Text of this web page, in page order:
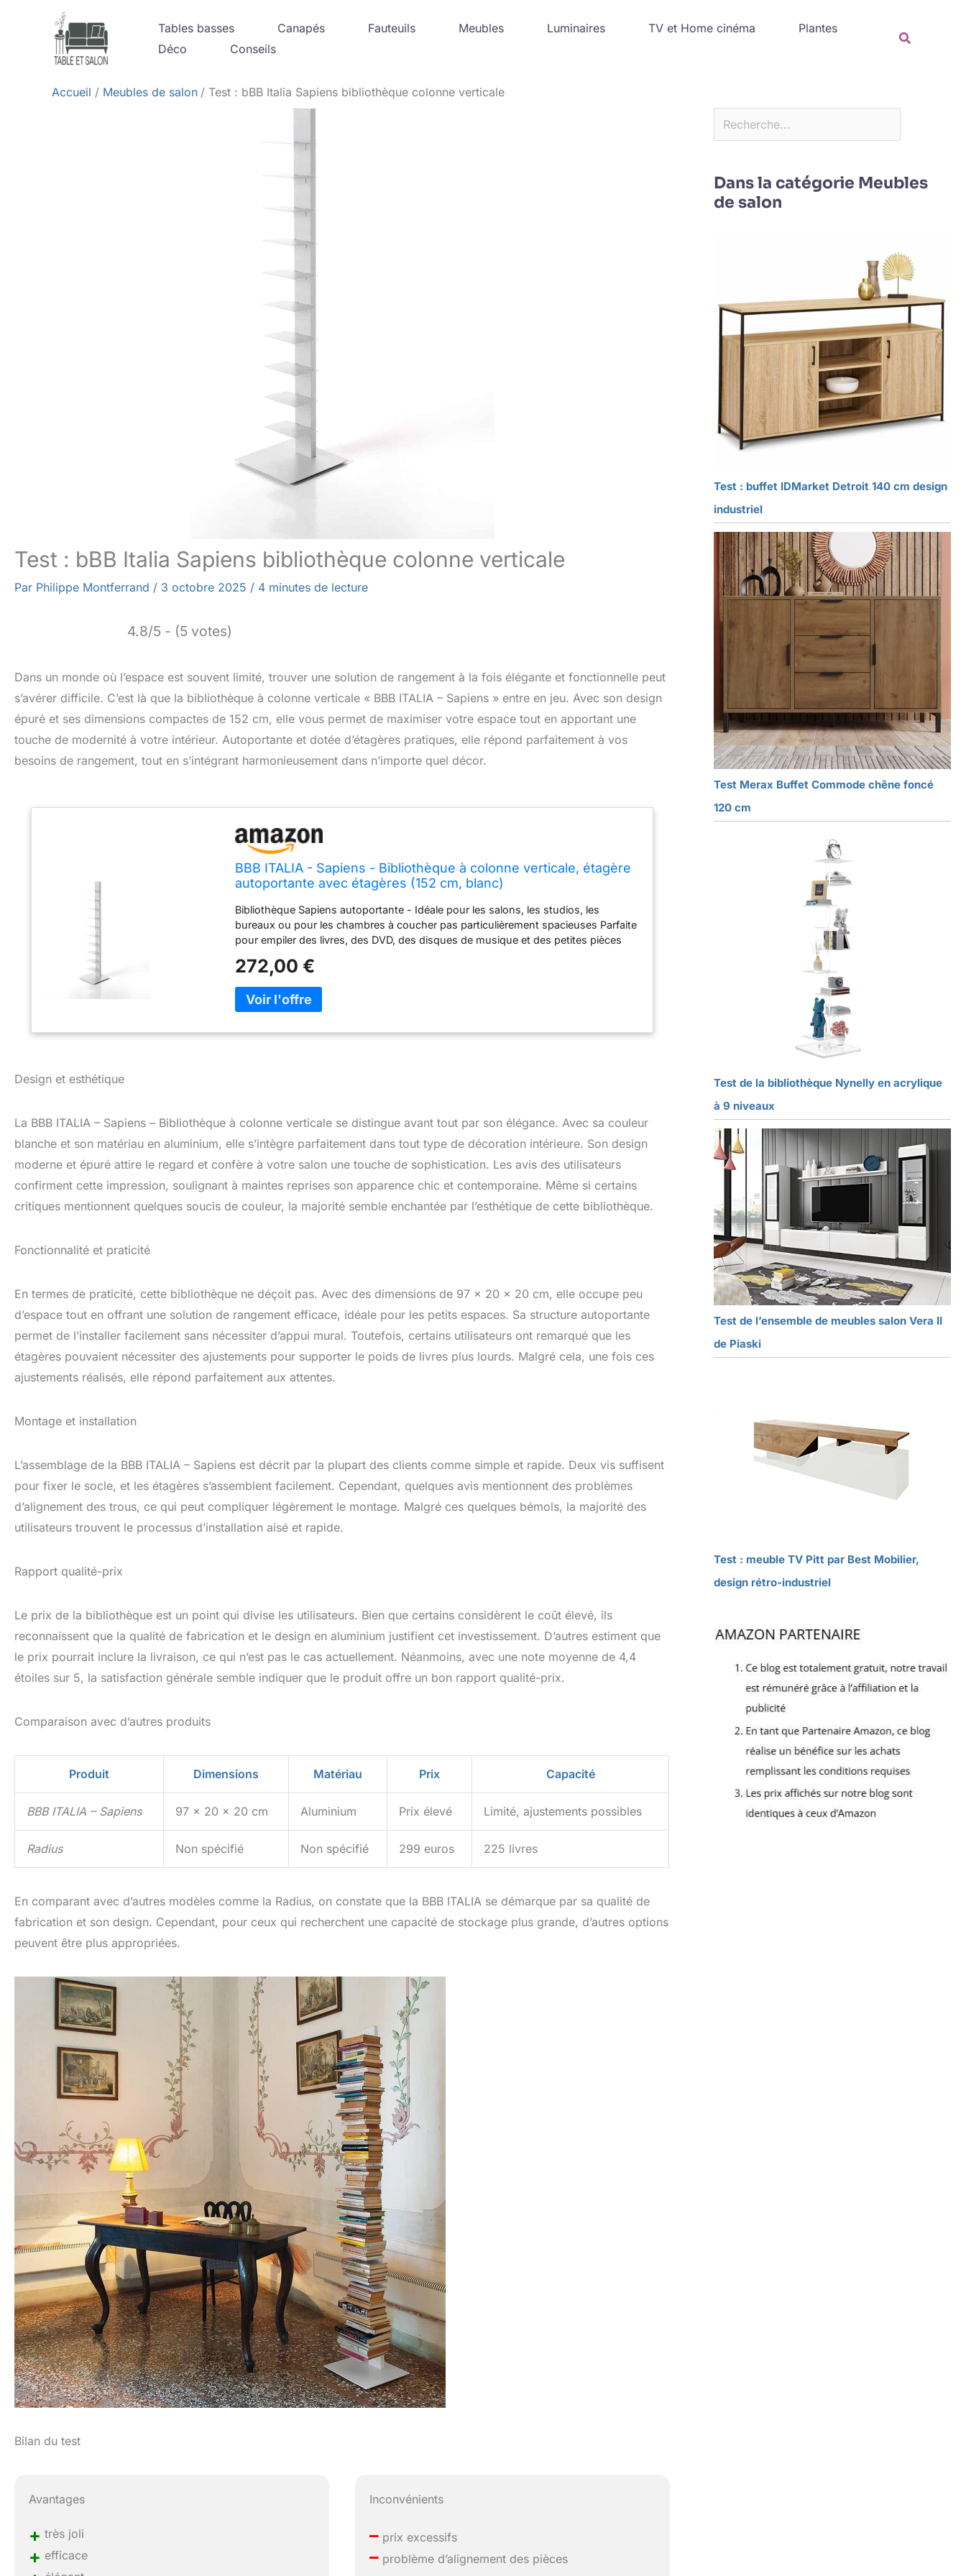
Tables basses Canapés Fauteuils Meubles Luminaires TV et Home cinéma
Plantes
Déco
Conseils
Accueil Meubles de salon Test : bBB Italia Sapiens bibliothèque colonne verticale
Test : bBB Italia Sapiens bibliothèque colonne verticale
Par Philippe Montferrand / 3 octobre 2025 / 4 minutes de lecture
4.8/5 - (5 votes)
Dans un monde où l’espace est souvent limité, trouver une solution de rangement à la fois élégante et fonctionnelle peut
s’avérer difficile. C’est là que la bibliothèque à colonne verticale « BBB ITALIA – Sapiens » entre en jeu. Avec son design
épuré et ses dimensions compactes de 152 cm, elle vous permet de maximiser votre espace tout en apportant une
touche de modernité à votre intérieur. Autoportante et dotée d’étagères pratiques, elle répond parfaitement à vos
besoins de rangement, tout en s’intégrant harmonieusement dans n’importe quel décor.
BBB ITALIA - Sapiens - Bibliothèque à colonne verticale, étagère
autoportante avec étagères (152 cm, blanc)
Bibliothèque Sapiens autoportante - Idéale pour les salons, les studios, les
bureaux ou pour les chambres à coucher pas particulièrement spacieuses Parfaite
pour empiler des livres, des DVD, des disques de musique et des petites pièces
bibliothèque disparaît en restituant un design minimaliste et élégant H 97 cm - 6
étagères - environ 35 livres | H 152 cm - 10 étagères - environ 50 livres | H 202
cm - 14 étagères - environ 70 livres
272,00 €
Design et esthétique
La BBB ITALIA – Sapiens – Bibliothèque à colonne verticale se distingue avant tout par son élégance. Avec sa couleur
blanche et son matériau en aluminium, elle s’intègre parfaitement dans tout type de décoration intérieure. Son design
moderne et épuré attire le regard et confère à votre salon une touche de sophistication. Les avis des utilisateurs
confirment cette impression, soulignant à maintes reprises son apparence chic et contemporaine. Même si certains
critiques mentionnent quelques soucis de couleur, la majorité semble enchantée par l’esthétique de cette bibliothèque.
Fonctionnalité et praticité
En termes de praticité, cette bibliothèque ne déçoit pas. Avec des dimensions de 97 x 20 x 20 cm, elle occupe peu
d’espace tout en offrant une solution de rangement efficace, idéale pour les petits espaces. Sa structure autoportante
permet de l’installer facilement sans nécessiter d’appui mural. Toutefois, certains utilisateurs ont remarqué que les
étagères pouvaient nécessiter des ajustements pour supporter le poids de livres plus lourds. Malgré cela, une fois ces
ajustements réalisés, elle répond parfaitement aux attentes.
Montage et installation
L’assemblage de la BBB ITALIA – Sapiens est décrit par la plupart des clients comme simple et rapide. Deux vis suffisent
pour fixer le socle, et les étagères s’assemblent facilement. Cependant, quelques avis mentionnent des problèmes
d’alignement des trous, ce qui peut compliquer légèrement le montage. Malgré ces quelques bémols, la majorité des
utilisateurs trouvent le processus d’installation aisé et rapide.
Rapport qualité-prix
Le prix de la bibliothèque est un point qui divise les utilisateurs. Bien que certains considèrent le coût élevé, ils
reconnaissent que la qualité de fabrication et le design en aluminium justifient cet investissement. D’autres estiment que
le prix pourrait inclure la livraison, ce qui n’est pas le cas actuellement. Néanmoins, avec une note moyenne de 4,4
étoiles sur 5, la satisfaction générale semble indiquer que le produit offre un bon rapport qualité-prix.
Comparaison avec d’autres produits
Produit Dimensions Matériau Prix Capacité
BBB ITALIA – Sapiens 97 x 20 x 20 cm Aluminium Prix élevé Limité, ajustements possibles
Radius Non spécifié Non spécifié 299 euros 225 livres
En comparant avec d’autres modèles comme la Radius, on constate que la BBB ITALIA se démarque par sa qualité de
fabrication et son design. Cependant, pour ceux qui recherchent une capacité de stockage plus grande, d’autres options
peuvent être plus appropriées.
Bilan du test
Avantages
+ très joli
+ efficace
Inconvénients
– prix excessifs
– problème d’alignement des pièces
Dans la catégorie Meubles
de salon
Test : buffet IDMarket Detroit 140 cm design
industriel
Test Merax Buffet Commode chêne foncé
120 cm
Test de la bibliothèque Nynelly en acrylique
à 9 niveaux
Test de l’ensemble de meubles salon Vera II
de Piaski
Test : meuble TV Pitt par Best Mobilier,
design rétro-industriel